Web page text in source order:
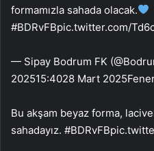
formamızla sahada olacak.
#BDRvFBpic.twitter.com/
— Sipay Bodrum FK
202515:4028 Mart 2025
Bu akşam beyaz forma,
sahadayız.